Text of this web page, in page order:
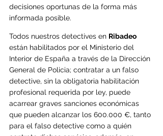
decisiones oportunas de la forma más
informada posible.
Todos nuestros detectives en Ribadeo
están habilitados por el Ministerio del
Interior de España a través de la Dirección
General de Policia; contratar a un falso
detective, sin la obligatoria habilitación
profesional requerida por ley, puede
acarrear graves sanciones económicas
que pueden alcanzar los 600.000 €, tanto
para el falso detective como a quién